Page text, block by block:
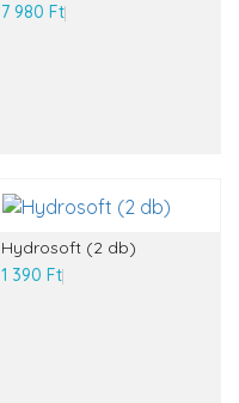
7 980 Ft
Hydrosoft (2 db)
1 390 Ft